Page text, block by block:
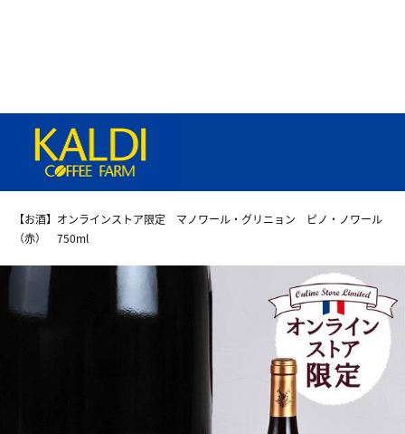
【お酒】オンラインストア限定 マノワール・グリニョン ピノ・ノワール
（赤） 750ml